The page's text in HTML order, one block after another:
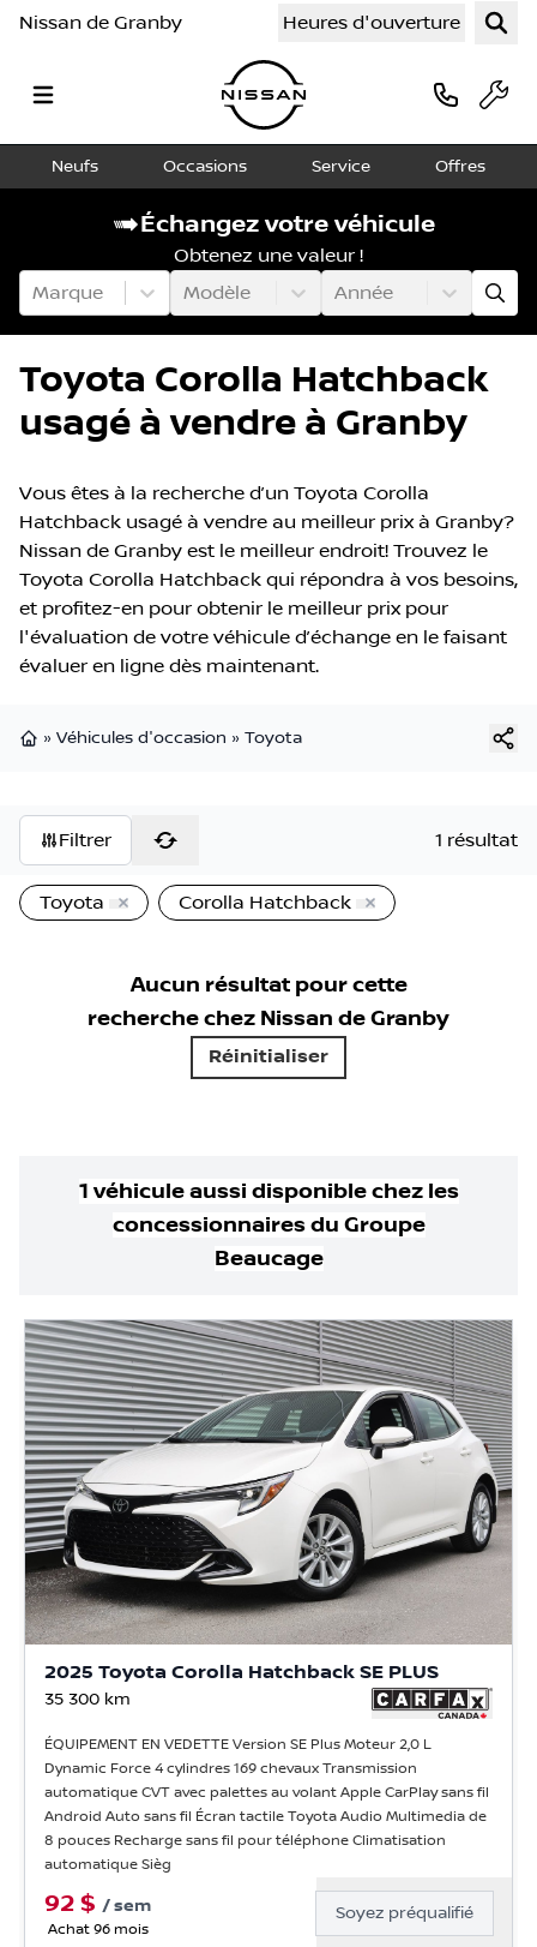
Nissan de Granby Heures d'ouverture
Neufs Occasions Service Offres
Échangez votre véhicule
Obtenez une valeur !
Marque
Modèle Année
Toyota Corolla Hatchback
usagé à vendre à Granby
Vous êtes à la recherche d’un Toyota Corolla
Hatchback usagé à vendre au meilleur prix à Granby?
Nissan de Granby est le meilleur endroit! Trouvez le
Toyota Corolla Hatchback qui répondra à vos besoins,
et profitez-en pour obtenir le meilleur prix pour
l'évaluation de votre véhicule d’échange en le faisant
évaluer en ligne dès maintenant.
» Véhicules d'occasion » Toyota
Filtrer 1 résultat
Toyota Corolla Hatchback
Aucun résultat pour cette
recherche chez Nissan de Granby
Réinitialiser
1 véhicule aussi disponible chez les
concessionnaires du Groupe
Beaucage
2025 Toyota Corolla Hatchback SE PLUS
35 300 km
ÉQUIPEMENT EN VEDETTE Version SE Plus Moteur 2,0 L
Dynamic Force 4 cylindres 169 chevaux Transmission
automatique CVT avec palettes au volant Apple CarPlay sans fil
Android Auto sans fil Écran tactile Toyota Audio Multimedia de
8 pouces Recharge sans fil pour téléphone Climatisation
automatique Sièg
92 $ /sem
Achat 96 mois
Soyez préqualifié